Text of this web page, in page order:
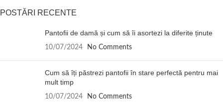
POSTĂRI RECENTE
Pantofii de damă și cum să îi asortezi la diferite ținute
10/07/2024 No Comments
Cum să îți păstrezi pantofii în stare perfectă pentru mai
mult timp
10/07/2024 No Comments